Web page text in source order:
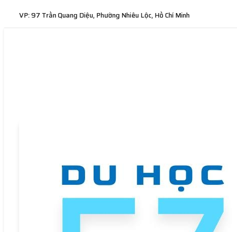
VP: 97 Trần Quang Diệu, Phường Nhiêu Lộc, Hồ Chí Minh